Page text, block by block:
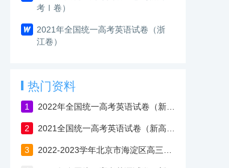
考Ⅰ卷）
2021年全国统一高考英语试卷（浙
江卷）
热门资料
1 2022年全国统一高考英语试卷（新高考II卷）含答案
2
3